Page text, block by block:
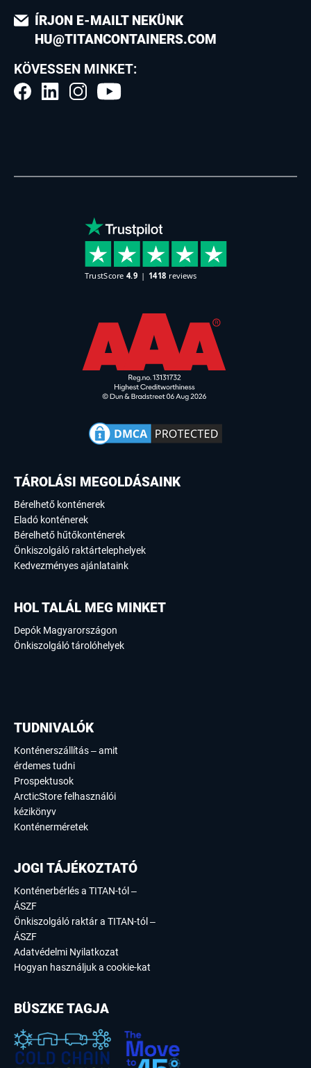
ÍRJON E-MAILT NEKÜNK
HU@TITANCONTAINERS.COM
KÖVESSEN MINKET:
TÁROLÁSI MEGOLDÁSAINK
Bérelhető konténerek
Eladó konténerek
Bérelhető hűtőkonténerek
Önkiszolgáló raktártelephelyek
Kedvezményes ajánlataink
HOL TALÁL MEG MINKET
Depók Magyarországon
Önkiszolgáló tárolóhelyek
TUDNIVALÓK
Konténerszállítás – amit
érdemes tudni
Prospektusok
ArcticStore felhasználói
kézikönyv
Konténerméretek
JOGI TÁJÉKOZTATÓ
Konténerbérlés a TITAN-tól –
ÁSZF
Önkiszolgáló raktár a TITAN-tól –
ÁSZF
Adatvédelmi Nyilatkozat
Hogyan használjuk a cookie-kat
BÜSZKE TAGJA